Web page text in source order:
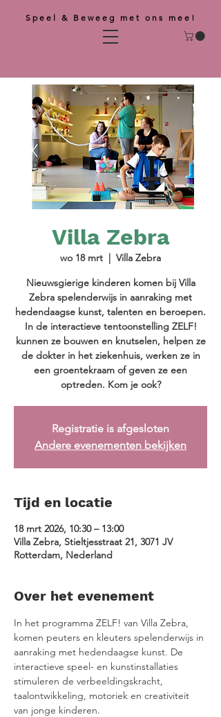
Speel & Beweeg met ons mee!
Villa Zebra
wo 18 mrt
  |
Villa Zebra
Nieuwsgierige kinderen komen bij Villa
Zebra spelenderwijs in aanraking met
hedendaagse kunst, talenten en beroepen.
In de interactieve tentoonstelling ZELF!
kunnen ze bouwen en knutselen, helpen ze
de dokter in het ziekenhuis, werken ze in
een groentekraam of geven ze een
optreden. Kom je ook?
Registratie is afgesloten
Andere evenementen bekijken
Tijd en locatie
18 mrt 2026, 10:30 – 13:00
Villa Zebra, Stieltjesstraat 21, 3071 JV
Rotterdam, Nederland
Over het evenement
In het programma ZELF! van Villa Zebra,
komen peuters en kleuters spelenderwijs in
aanraking met hedendaagse kunst. De
interactieve speel- en kunstinstallaties
stimuleren de verbeeldingskracht,
taalontwikkeling, motoriek en creativiteit
van jonge kinderen.